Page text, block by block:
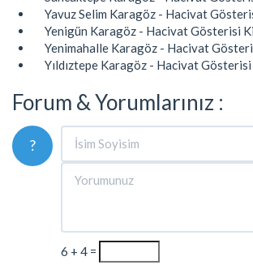
Yavuz Selim Karagöz - Hacivat
Yenigün Karagöz - Hacivat Gösterisi
Yenimahalle Karagöz - Hacivat
Yıldıztepe Karagöz - Hacivat
Forum & Yorumlarınız :
?
6 + 4 =